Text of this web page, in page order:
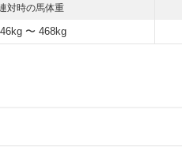
対時の馬体重
〜 468kg